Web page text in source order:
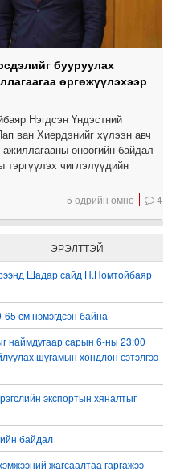
бууруулах
өргөжүүлэхээр
Нэгдсэн Үндэстний
ван Хиердэнийг хүлээн авч
өнөөгийн байдал
чиглэлүүдийн
5 өдрийн өмнө 4
ЭРЭЛТТЭЙ
Шадар сайд Н.Номтойбаяр
см нэмэгдсэн байна
наймдугаар сарын 6-ны 23:00
шугамын хөндлөн сэтэлгээ
экспортын хяналтыг
байдал
жагсаалтаа гаргажээ